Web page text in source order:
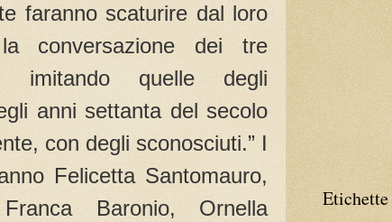
faranno scaturire dal loro
conversazione dei tre
imitando quelle degli
anni settanta del secolo
con degli sconosciuti.” I
Felicetta Santomauro,
Baronio, Ornella
Etichette